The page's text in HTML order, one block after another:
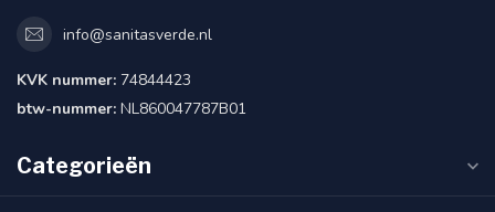
info@sanitasverde.nl
KVK nummer: 74844423
btw-nummer: NL860047787B01
Categorieën